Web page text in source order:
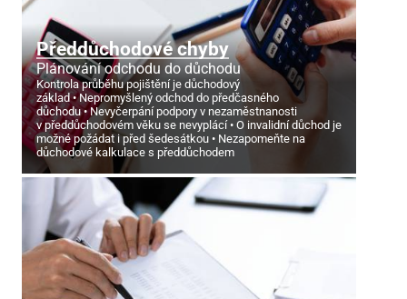
Předdůchodové chyby
Plánování odchodu do důchodu
Kontrola průběhu pojištění je důchodový
základ
Nepromyšlený odchod do předčasného
důchodu
Nevyčerpání podpory v nezaměstnanosti
v předdůchodovém věku se nevyplácí
O invalidní důchod je
možné požádat i před šedesátkou
Nezapomeňte na
důchodové kalkulace s předdůchodem